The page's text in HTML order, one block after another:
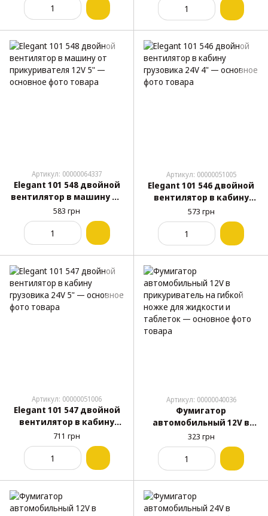
Артикул: 00000064337
Elegant 101 548 двойной
вентилятор в машину от
прикуривателя 12V 5"
583 грн
Артикул: 00000051005
Elegant 101 546 двойной
вентилятор в кабину
грузовика 24V 4"
573 грн
Артикул: 00000051006
Elegant 101 547 двойной
вентилятор в кабину
грузовика 24V 5"
711 грн
Артикул: 00000040036
Фумигатор
автомобильный 12V в
прикуриватель на
гибкой ножке для
жидкости и таблеток
323 грн